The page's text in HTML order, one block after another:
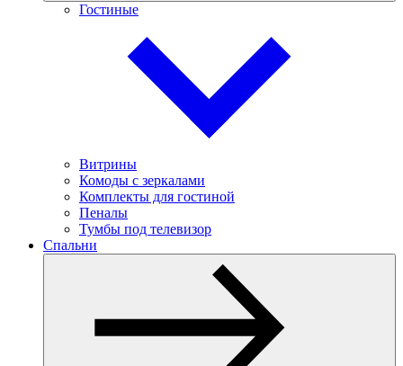
Гостиные
Витрины
Комоды с зеркалами
Комплекты для гостиной
Пеналы
Тумбы под телевизор
Спальни